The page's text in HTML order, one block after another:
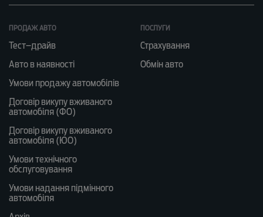
ПРОДАЖ АВТО
Тест–драйв
Авто в наявності
Умови продажу автомобілів
Договір викупу вживаного
автомобіля (ФО)
Договір викупу вживаного
автомобіля (ЮО)
Умови технічного
обслуговування
Умови надання підмінного
автомобіля
ПОСЛУГИ
Страхування
Обмін авто